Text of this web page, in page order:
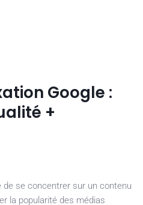
Google :
+
de se concentrer sur un contenu
la popularité des médias